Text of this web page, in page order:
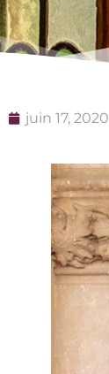
juin 17, 2020